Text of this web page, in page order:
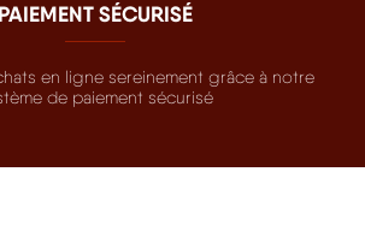
PAIEMENT SÉCURISÉ
en ligne sereinement grâce à notre
de paiement sécurisé